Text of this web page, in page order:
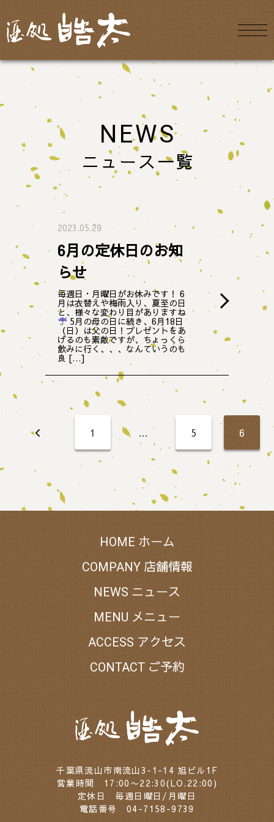
NEWS
ニュース一覧
2023.05.29
6月の定休日のお知
らせ
毎週日・月曜日がお休みです！ 6
月は衣替えや梅雨入り、夏至の日
と、様々な変わり目がありますね
5月の母の日に続き、6月18日
（日）は父の日！プレゼントをあ
げるのも素敵ですが、ちょっくら
飲みに行く、、、なんていうのも
良 […]
投
稿
の
ジ
1 … 5 6
HOME ホーム
COMPANY 店舗情報
NEWS ニュース
MENU メニュー
ACCESS アクセス
CONTACT ご予約
千葉県流山市南流山3-1-14 旭ビル1F
営業時間 17:00〜22:30(LO.22:00)
定休日 毎週日曜日/月曜日
電話番号 04-7158-9739